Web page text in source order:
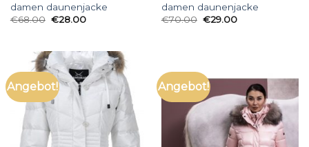
damen daunenjacke
€68.00 €28.00
damen daunenjacke
€70.00 €29.00
Angebot! Angebot!